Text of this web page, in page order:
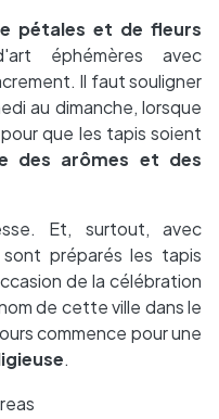
pétales et de fleurs
éphémères avec
Il faut souligner
au dimanche, lorsque
que les tapis soient
des arômes et des
Et, surtout, avec
préparés les tapis
de la célébration
de cette ville dans le
commence pour une
.